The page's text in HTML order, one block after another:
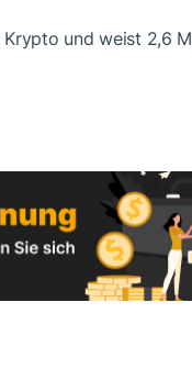
und weist 2,6